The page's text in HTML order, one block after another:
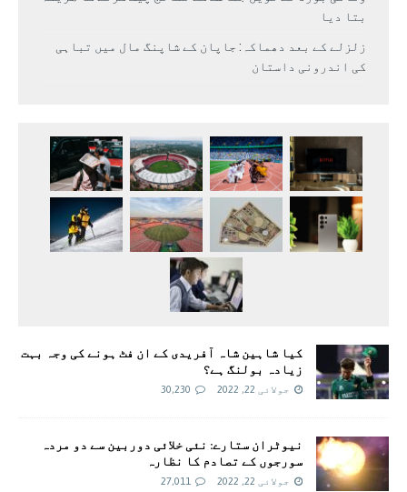
بتا دیا
زلزلے کے بعد دھماکہ: جاپان کے شاپنگ مال میں تباہی
کی اندرونی داستان
کیا شاہین شاہ آفریدی کے ان فٹ ہونے کی وجہ بہت
زیادہ بولنگ ہے؟
جولائی 22, 2022 30,230
نیوٹران ستارے: نئی خلائی دوربین سے دو مردہ
سورجوں کے تصادم کا نظارہ
جولائی 22, 2022 27,011